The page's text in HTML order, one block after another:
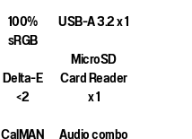
100%
sRGB
Delta-E
<2
USB-A 3.2 x 1
MicroSD
Card Reader
x 1